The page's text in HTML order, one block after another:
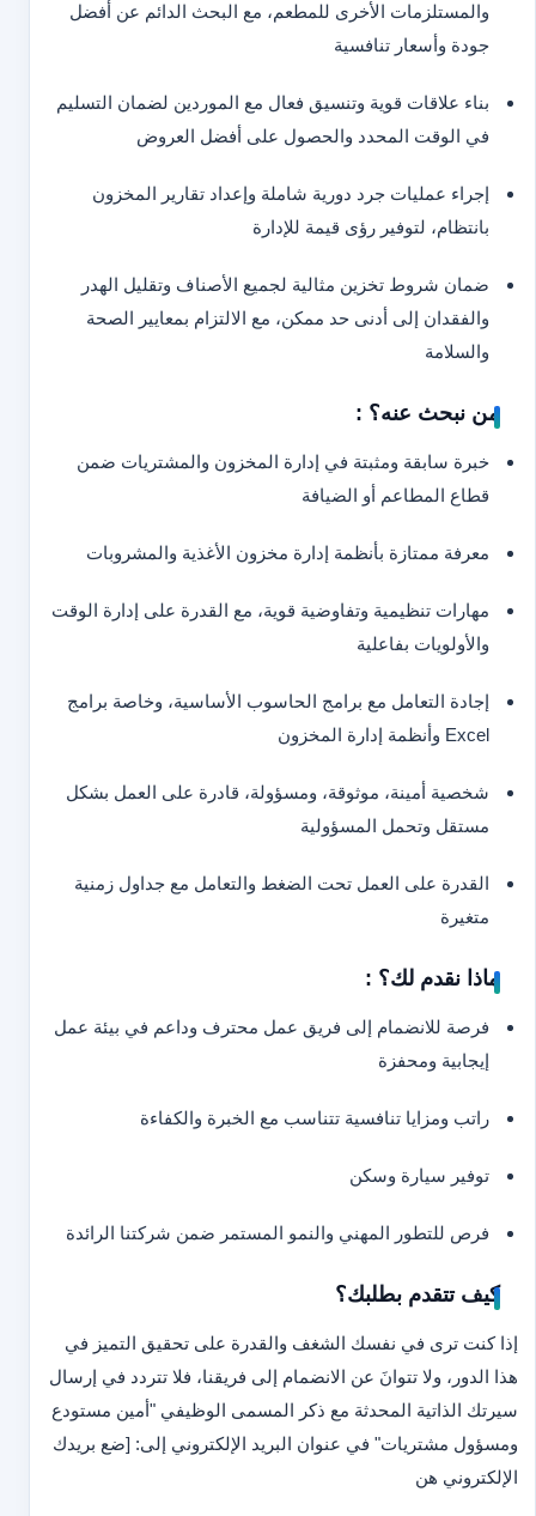
والمستلزمات الأخرى للمطعم، مع البحث الدائم عن أفضل
جودة وأسعار تنافسية
بناء علاقات قوية وتنسيق فعال مع الموردين لضمان التسليم
في الوقت المحدد والحصول على أفضل العروض
إجراء عمليات جرد دورية شاملة وإعداد تقارير المخزون
بانتظام، لتوفير رؤى قيمة للإدارة
ضمان شروط تخزين مثالية لجميع الأصناف وتقليل الهدر
والفقدان إلى أدنى حد ممكن، مع الالتزام بمعايير الصحة
والسلامة
من نبحث عنه؟ :
خبرة سابقة ومثبتة في إدارة المخزون والمشتريات ضمن
قطاع المطاعم أو الضيافة
معرفة ممتازة بأنظمة إدارة مخزون الأغذية والمشروبات
مهارات تنظيمية وتفاوضية قوية، مع القدرة على إدارة الوقت
والأولويات بفاعلية
إجادة التعامل مع برامج الحاسوب الأساسية، وخاصة برامج
Excel وأنظمة إدارة المخزون
شخصية أمينة، موثوقة، ومسؤولة، قادرة على العمل بشكل
مستقل وتحمل المسؤولية
القدرة على العمل تحت الضغط والتعامل مع جداول زمنية
متغيرة
ماذا نقدم لك؟ :
فرصة للانضمام إلى فريق عمل محترف وداعم في بيئة عمل
إيجابية ومحفزة
راتب ومزايا تنافسية تتناسب مع الخبرة والكفاءة
توفير سيارة وسكن
فرص للتطور المهني والنمو المستمر ضمن شركتنا الرائدة
كيف تتقدم بطلبك؟
إذا كنت ترى في نفسك الشغف والقدرة على تحقيق التميز في
هذا الدور، ولا تتوانَ عن الانضمام إلى فريقنا، فلا تتردد في إرسال
سيرتك الذاتية المحدثة مع ذكر المسمى الوظيفي "أمين مستودع
ومسؤول مشتريات" في عنوان البريد الإلكتروني إلى: [ضع بريدك
الإلكتروني هن